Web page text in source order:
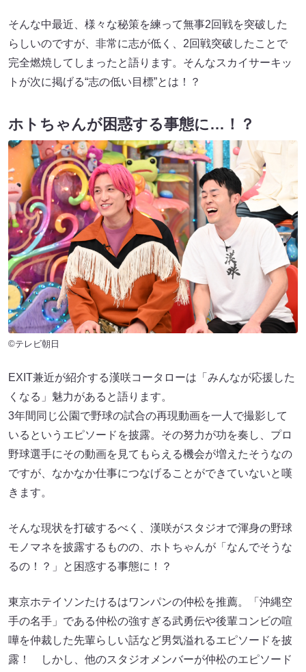
そんな中最近、様々な秘策を練って無事2回戦を突破した
らしいのですが、非常に志が低く、2回戦突破したことで
完全燃焼してしまったと語ります。そんなスカイサーキッ
トが次に掲げる“志の低い目標”とは！？
ホトちゃんが困惑する事態に…！？
©テレビ朝日
EXIT兼近が紹介する漢咲コータローは「みんなが応援した
くなる」魅力があると語ります。
3年間同じ公園で野球の試合の再現動画を一人で撮影して
いるというエピソードを披露。その努力が功を奏し、プロ
野球選手にその動画を見てもらえる機会が増えたそうなの
ですが、なかなか仕事につなげることができていないと嘆
きます。
そんな現状を打破するべく、漢咲がスタジオで渾身の野球
モノマネを披露するものの、ホトちゃんが「なんでそうな
るの！？」と困惑する事態に！？
東京ホテイソンたけるはワンパンの仲松を推薦。「沖縄空
手の名手」である仲松の強すぎる武勇伝や後輩コンビの喧
嘩を仲裁した先輩らしい話など男気溢れるエピソードを披
露！ しかし、他のスタジオメンバーが仲松のエピソード